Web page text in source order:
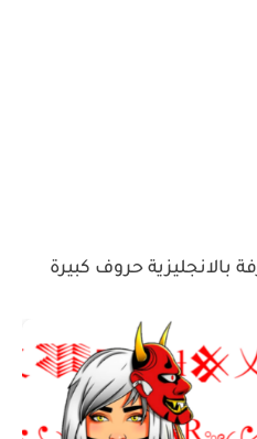
بالانجليزية حروف كبيرة